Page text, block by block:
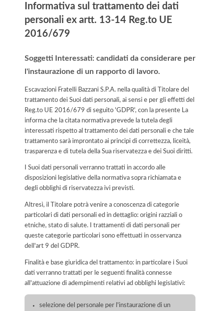
Informativa sul trattamento dei dati
personali ex artt. 13-14 Reg.to UE
2016/679
Soggetti Interessati: candidati da considerare per
l'instaurazione di un rapporto di lavoro.
Escavazioni Fratelli Bazzani S.P.A. nella qualità di Titolare del
trattamento dei Suoi dati personali, ai sensi e per gli effetti del
Reg.to UE 2016/679 di seguito 'GDPR', con la presente La
informa che la citata normativa prevede la tutela degli
interessati rispetto al trattamento dei dati personali e che tale
trattamento sarà improntato ai principi di correttezza, liceità,
trasparenza e di tutela della Sua riservatezza e dei Suoi diritti.
I Suoi dati personali verranno trattati in accordo alle
disposizioni legislative della normativa sopra richiamata e
degli obblighi di riservatezza ivi previsti.
Altresì, il Titolare potrà venire a conoscenza di categorie
particolari di dati personali ed in dettaglio: origini razziali o
etniche, stato di salute. I trattamenti di dati personali per
queste categorie particolari sono effettuati in osservanza
dell'art 9 del GDPR.
Finalità e base giuridica del trattamento: in particolare i Suoi
dati verranno trattati per le seguenti finalità connesse
all'attuazione di adempimenti relativi ad obblighi legislativi:
selezione del personale per l'instaurazione di un